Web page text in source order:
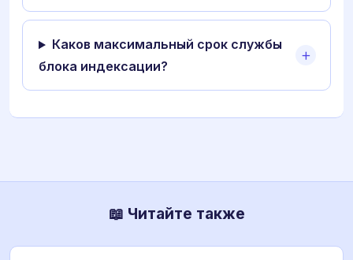
Каков максимальный срок службы
блока индексации?
📖 Читайте также